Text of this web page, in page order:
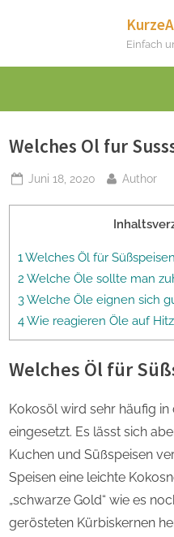
Einfach
Welches Ol fur
Posted
Juni 18, 2020 By
Author
1 Welches Öl für
2 Welche Öle sollte man
3 Welche Öle eignen sich
4 Wie reagieren Öle auf
Welches Öl für
Kokosöl wird sehr häufig in
eingesetzt. Es lässt sich
Kuchen und Süßspeisen
Speisen eine leichte
„schwarze Gold“ wie es
gerösteten Kürbiskernen